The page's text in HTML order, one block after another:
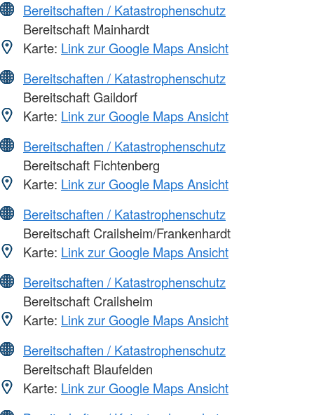
Bereitschaften / Katastrophenschutz
Bereitschaft Mainhardt
Karte: Link zur Google Maps Ansicht
Bereitschaften / Katastrophenschutz
Bereitschaft Gaildorf
Karte: Link zur Google Maps Ansicht
Bereitschaften / Katastrophenschutz
Bereitschaft Fichtenberg
Karte: Link zur Google Maps Ansicht
Bereitschaften / Katastrophenschutz
Bereitschaft Crailsheim/Frankenhardt
Karte: Link zur Google Maps Ansicht
Bereitschaften / Katastrophenschutz
Bereitschaft Crailsheim
Karte: Link zur Google Maps Ansicht
Bereitschaften / Katastrophenschutz
Bereitschaft Blaufelden
Karte: Link zur Google Maps Ansicht